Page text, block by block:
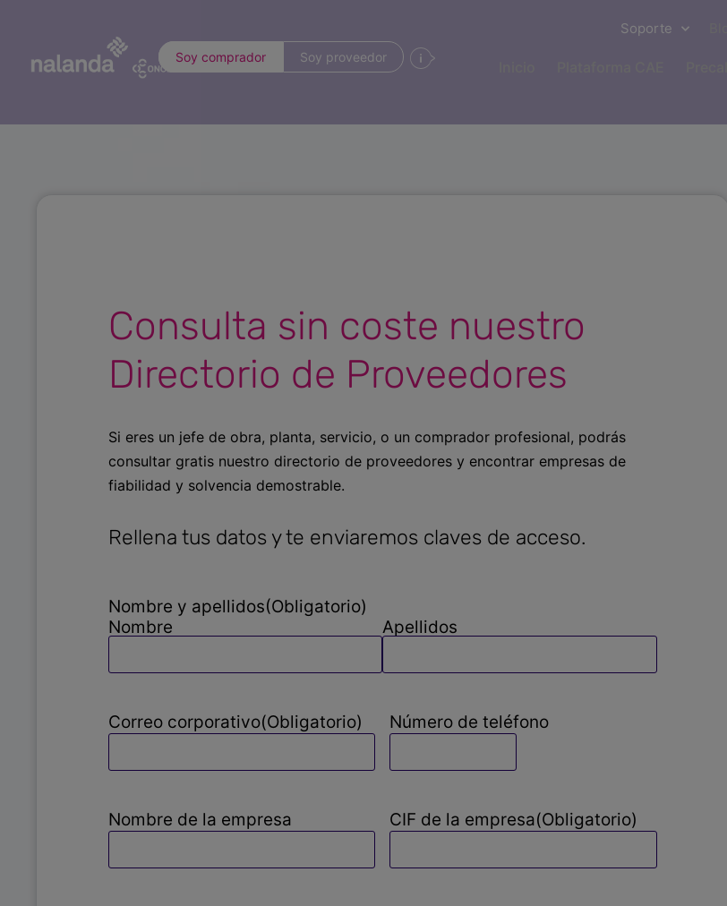
Soy comprador Soy proveedor
Soporte
Consulta sin coste nuestro
Directorio de Proveedores
Si eres un jefe de obra, planta, servicio, o un comprador profesional, podrás
consultar gratis nuestro directorio de proveedores y encontrar empresas de
fiabilidad y solvencia demostrable.
Rellena tus datos y te enviaremos claves de acceso.
Nombre y apellidos(Obligatorio)
Nombre
Apellidos
Correo corporativo(Obligatorio) Número de teléfono
Nombre de la empresa CIF de la empresa(Obligatorio)